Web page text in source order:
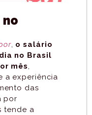
, o salário
no Brasil
mês,
a experiência
das
por
tende a